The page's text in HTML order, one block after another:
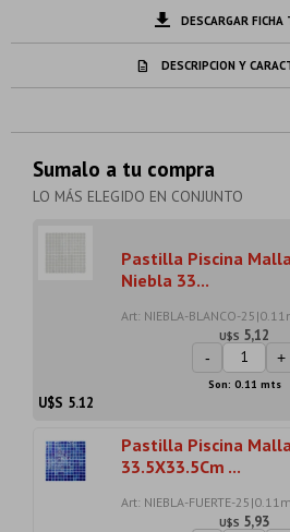
DESCARGAR FICHA
DESCRIPCION Y
Sumalo a tu compra
LO MÁS ELEGIDO EN CONJUNTO
Pastilla Piscina
Niebla 33...
Art: NIEBLA-BLANCO-
U$S 5,12
- +
Son: 0.11 mts
U$S 5.12
Pastilla Piscina
33.5X33.5Cm ...
Art: NIEBLA-FUERTE-
U$S 5,93